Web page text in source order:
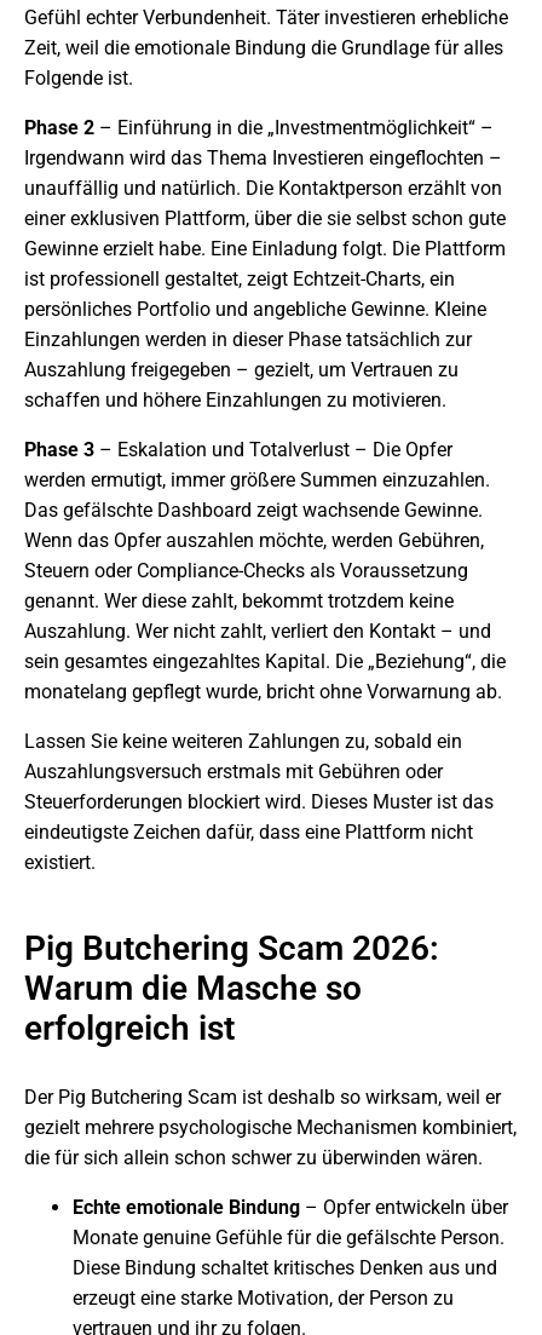
Gefühl echter Verbundenheit. Täter investieren erhebliche
Zeit, weil die emotionale Bindung die Grundlage für alles
Folgende ist.
Phase 2 – Einführung in die „Investmentmöglichkeit“ –
Irgendwann wird das Thema Investieren eingeflochten –
unauffällig und natürlich. Die Kontaktperson erzählt von
einer exklusiven Plattform, über die sie selbst schon gute
Gewinne erzielt habe. Eine Einladung folgt. Die Plattform
ist professionell gestaltet, zeigt Echtzeit-Charts, ein
persönliches Portfolio und angebliche Gewinne. Kleine
Einzahlungen werden in dieser Phase tatsächlich zur
Auszahlung freigegeben – gezielt, um Vertrauen zu
schaffen und höhere Einzahlungen zu motivieren.
Phase 3 – Eskalation und Totalverlust – Die Opfer
werden ermutigt, immer größere Summen einzuzahlen.
Das gefälschte Dashboard zeigt wachsende Gewinne.
Wenn das Opfer auszahlen möchte, werden Gebühren,
Steuern oder Compliance-Checks als Voraussetzung
genannt. Wer diese zahlt, bekommt trotzdem keine
Auszahlung. Wer nicht zahlt, verliert den Kontakt – und
sein gesamtes eingezahltes Kapital. Die „Beziehung“, die
monatelang gepflegt wurde, bricht ohne Vorwarnung ab.
Lassen Sie keine weiteren Zahlungen zu, sobald ein
Auszahlungsversuch erstmals mit Gebühren oder
Steuerforderungen blockiert wird. Dieses Muster ist das
eindeutigste Zeichen dafür, dass eine Plattform nicht
existiert.
Pig Butchering Scam 2026:
Warum die Masche so
erfolgreich ist
Der Pig Butchering Scam ist deshalb so wirksam, weil er
gezielt mehrere psychologische Mechanismen kombiniert,
die für sich allein schon schwer zu überwinden wären.
Echte emotionale Bindung – Opfer entwickeln über
Monate genuine Gefühle für die gefälschte Person.
Diese Bindung schaltet kritisches Denken aus und
erzeugt eine starke Motivation, der Person zu
vertrauen und ihr zu folgen.